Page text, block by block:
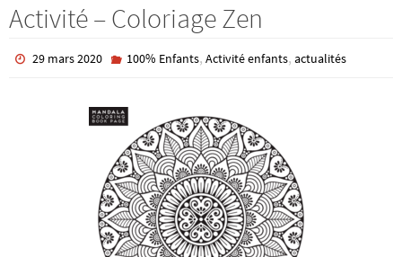
Activité – Coloriage Zen
29 mars 2020 100% Enfants, Activité enfants, actualités